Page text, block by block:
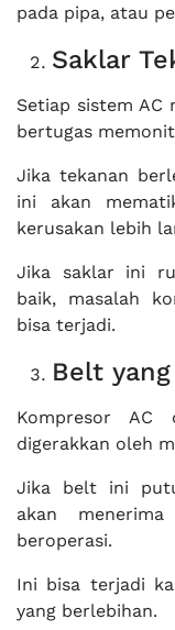
pada pipa, atau
Saklar
Setiap sistem AC
bertugas
Jika tekanan
ini akan
kerusakan lebih
Jika saklar ini
baik, masalah
bisa terjadi.
Belt
Kompresor AC
digerakkan oleh
Jika belt ini
akan
beroperasi.
Ini bisa terjadi
yang berlebihan.